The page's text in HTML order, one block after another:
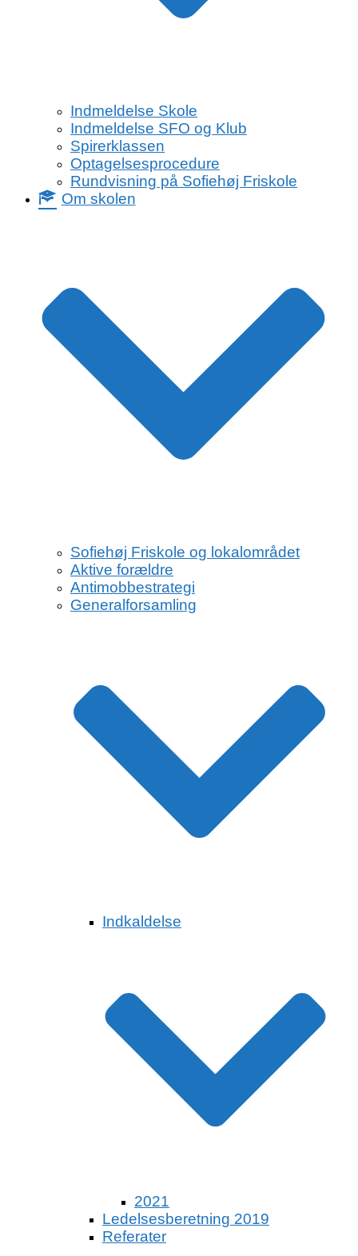
Indmeldelse Skole
Indmeldelse SFO og Klub
Spirerklassen
Optagelsesprocedure
Rundvisning på Sofiehøj Friskole
Om skolen
Sofiehøj Friskole og lokalområdet
Aktive forældre
Antimobbestrategi
Generalforsamling
Indkaldelse
2021
Ledelsesberetning 2019
Referater